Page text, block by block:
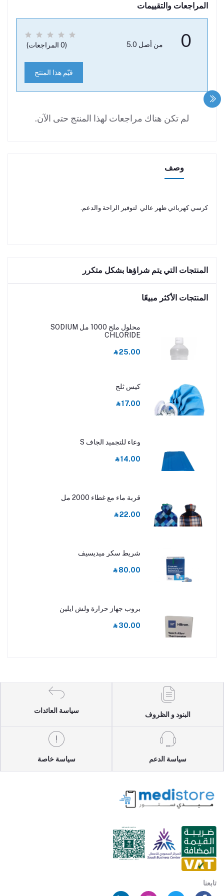
المراجعات والتقييمات
0 من أصل 5.0 (0 المراجعات)
قيّم هذا المنتج
لم تكن هناك مراجعات لهذا المنتج حتى الآن.
وصف
كرسي كهربائي ظهر عالي لتوفير الراحة والدعم.
المنتجات التي يتم شراؤها بشكل متكرر
المنتجات الأكثر مبيعًا
محلول ملح 1000 مل SODIUM
CHLORIDE
‎⃁ 25.00
كيس ثلج
‎⃁ 17.00
وعاء للتجميد الجاف S
‎⃁ 14.00
قربة ماء مع غطاء 2000 مل
‎⃁ 22.00
شريط سكر ميديسيف
‎⃁ 80.00
بروب جهاز حرارة ولش ايلين
‎⃁ 30.00
البنود و الظروف
سياسة العائدات
سياسة الدعم سياسة خاصة
تابعنا